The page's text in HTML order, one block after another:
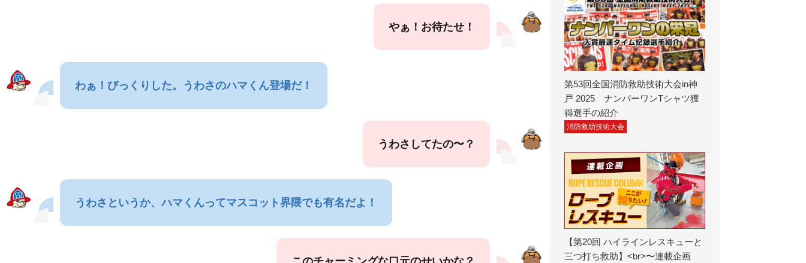
やぁ！お待たせ！
わぁ！びっくりした。うわさのハマくん登場だ！
うわさしてたの〜？
うわさというか、ハマくんってマスコット界隈でも有名だよ！
第53回全国消防救助技術大会in神
戸 2025 ナンバーワンTシャツ獲
得選手の紹介
消防救助技術大会
【第20回 ハイラインレスキューと
三つ打ち救助】<br>〜連載企画